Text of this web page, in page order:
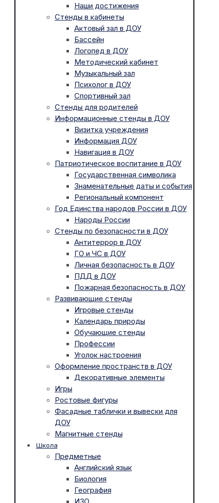
Наши достижения
Стенды в кабинеты
Актовый зал в ДОУ
Бассейн
Логопед в ДОУ
Методический кабинет
Музыкальный зал
Психолог в ДОУ
Спортивный зал
Стенды для родителей
Информационные стенды в ДОУ
Визитка учреждения
Информация ДОУ
Навигация в ДОУ
Патриотическое воспитание в ДОУ
Государственная символика
Знаменательные даты и события
Региональный компонент
Год Единства народов России в ДОУ
Народы России
Стенды по безопасности в ДОУ
Антитеррор в ДОУ
ГО и ЧС в ДОУ
Личная безопасность в ДОУ
ПДД в ДОУ
Пожарная безопасность в ДОУ
Развивающие стенды
Игровые стенды
Календарь природы
Обучающие стенды
Профессии
Уголок настроения
Оформление пространств в ДОУ
Декоративные элементы
Игры
Ростовые фигуры
Фасадные таблички и вывески для
ДОУ
Магнитные стенды
Школа
Предметные
Английский язык
Биология
География